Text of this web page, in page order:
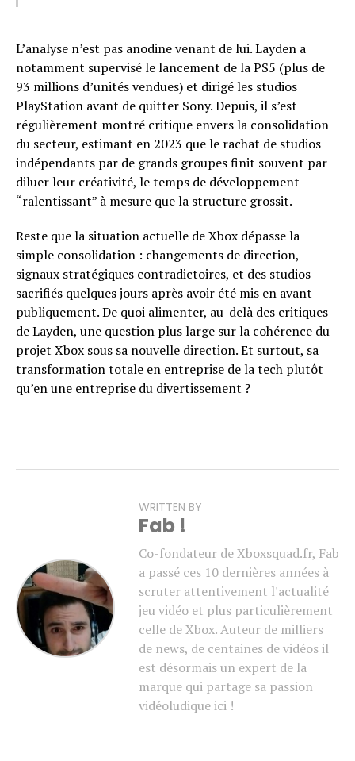
L’analyse n’est pas anodine venant de lui. Layden a
notamment supervisé le lancement de la PS5 (plus de
93 millions d’unités vendues) et dirigé les studios
PlayStation avant de quitter Sony. Depuis, il s’est
régulièrement montré critique envers la consolidation
du secteur, estimant en 2023 que le rachat de studios
indépendants par de grands groupes finit souvent par
diluer leur créativité, le temps de développement
“ralentissant” à mesure que la structure grossit.
Reste que la situation actuelle de Xbox dépasse la
simple consolidation : changements de direction,
signaux stratégiques contradictoires, et des studios
sacrifiés quelques jours après avoir été mis en avant
publiquement. De quoi alimenter, au-delà des critiques
de Layden, une question plus large sur la cohérence du
projet Xbox sous sa nouvelle direction. Et surtout, sa
transformation totale en entreprise de la tech plutôt
qu’en une entreprise du divertissement ?
WRITTEN BY
Fab !
Co-fondateur de Xboxsquad.fr, Fab
a passé ces 10 dernières années à
scruter attentivement l'actualité
jeu vidéo et plus particulièrement
celle de Xbox. Auteur de milliers
de news, de centaines de vidéos il
est désormais un expert de la
marque qui partage sa passion
vidéoludique ici !